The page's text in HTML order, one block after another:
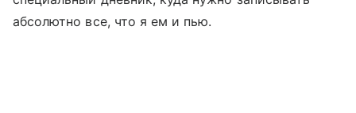
абсолютно все, что я ем и пью.